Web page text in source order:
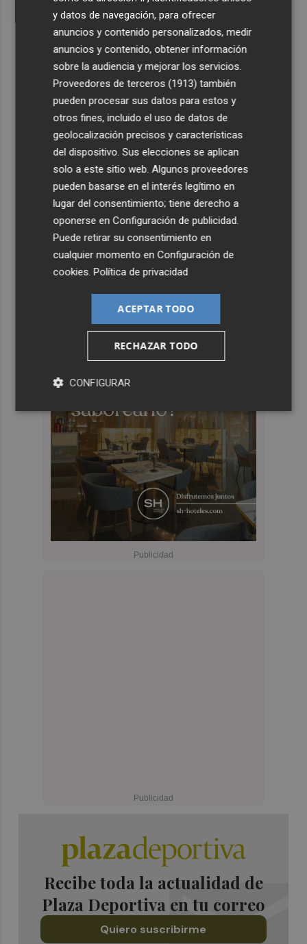
Recibe toda la actualidad de
Plaza Deportiva en tu correo
Quiero suscribirme
y datos de navegación, para ofrecer
anuncios y contenido personalizados, medir
anuncios y contenido, obtener información
sobre la audiencia y mejorar los servicios.
Proveedores de terceros (1913) también
pueden procesar sus datos para estos y
otros fines, incluido el uso de datos de
geolocalización precisos y características
del dispositivo. Sus elecciones se aplican
solo a este sitio web. Algunos proveedores
pueden basarse en el interés legítimo en
lugar del consentimiento; tiene derecho a
oponerse enConfiguración de publicidad.
Puede retirar su consentimiento en
cualquier momento enConfiguración de
cookies.Política de privacidad
ACEPTAR TODO
RECHAZAR TODO
CONFIGURAR